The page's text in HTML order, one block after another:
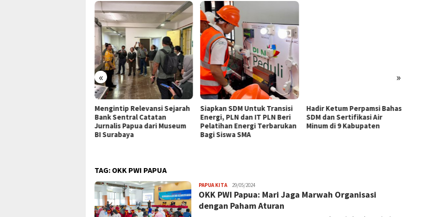
« »
Mengintip Relevansi Sejarah
Bank Sentral Catatan
Jurnalis Papua dari Museum
BI Surabaya
Siapkan SDM Untuk Transisi
Energi, PLN dan IT PLN Beri
Pelatihan Energi Terbarukan
Bagi Siswa SMA
Hadir Ketum Perpamsi Bahas
SDM dan Sertifikasi Air
Minum di 9 Kabupaten
TAG: OKK PWI PAPUA
PAPUA KITAJPatading
29/05/2024
OKK PWI Papua: Mari Jaga Marwah Organisasi
dengan Paham Aturan